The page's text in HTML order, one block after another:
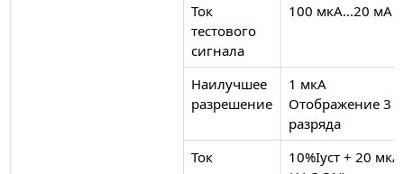
Ток
тестового
сигнала
100 мкА...20 мА
Наилучшее
разрешение
1 мкА
Отображение 3
разряда
Ток
10%Iуст + 20 мкА